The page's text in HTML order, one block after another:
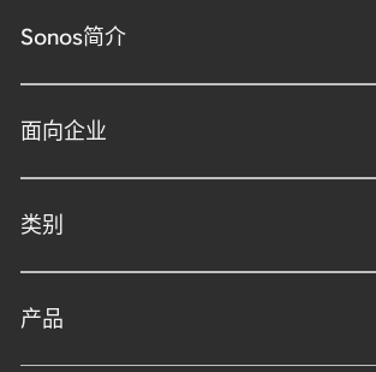
Sonos简介
面向企业
类别
产品